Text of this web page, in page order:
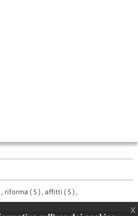
, riforma ( 5 ) , affitti ( 5 ) ,
x